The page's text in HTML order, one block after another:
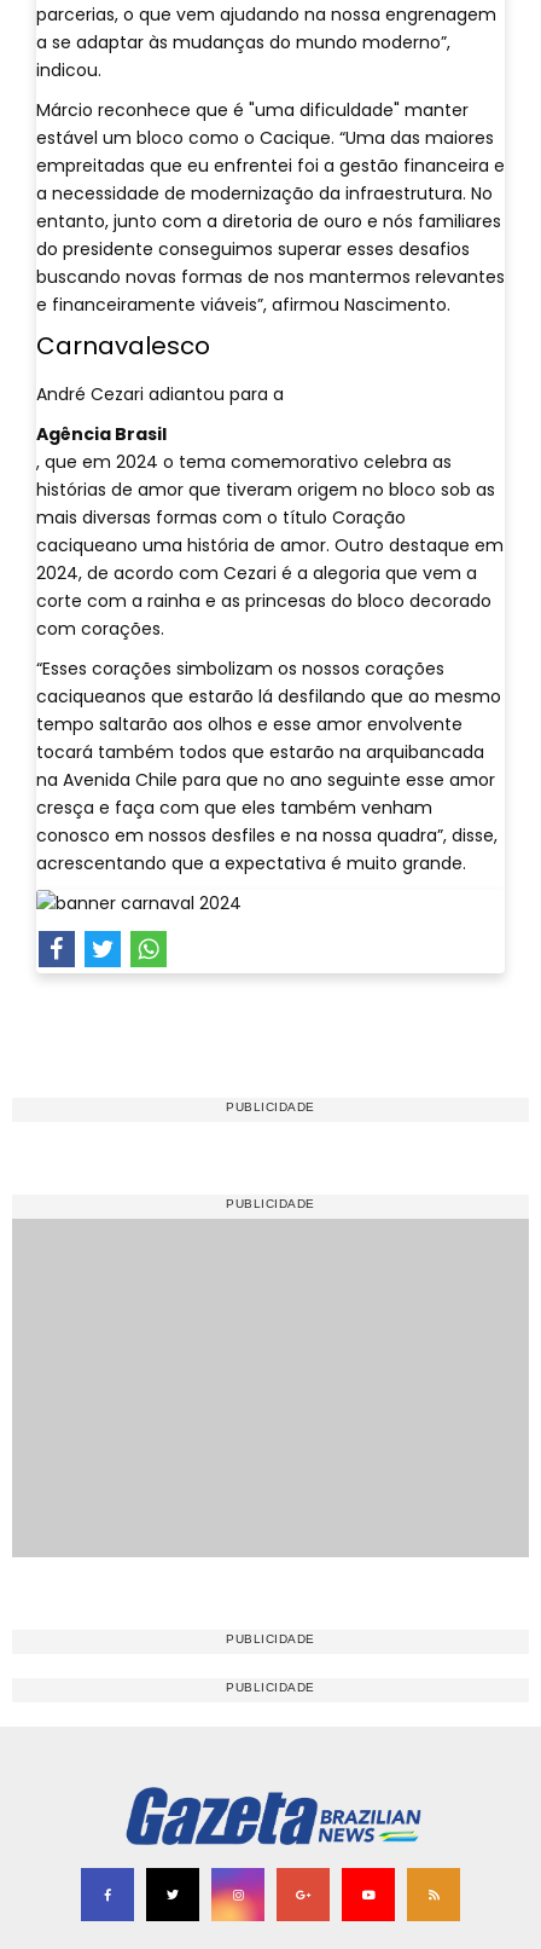
parcerias, o que vem ajudando na nossa engrenagem
a se adaptar às mudanças do mundo moderno”,
indicou.
Márcio reconhece que é "uma dificuldade" manter
estável um bloco como o Cacique. “Uma das maiores
empreitadas que eu enfrentei foi a gestão financeira e
a necessidade de modernização da infraestrutura. No
entanto, junto com a diretoria de ouro e nós familiares
do presidente conseguimos superar esses desafios
buscando novas formas de nos mantermos relevantes
e financeiramente viáveis”, afirmou Nascimento.
Carnavalesco
André Cezari adiantou para a
Agência Brasil
, que em 2024 o tema comemorativo celebra as
histórias de amor que tiveram origem no bloco sob as
mais diversas formas com o título Coração
caciqueano uma história de amor. Outro destaque em
2024, de acordo com Cezari é a alegoria que vem a
corte com a rainha e as princesas do bloco decorado
com corações.
“Esses corações simbolizam os nossos corações
caciqueanos que estarão lá desfilando que ao mesmo
tempo saltarão aos olhos e esse amor envolvente
tocará também todos que estarão na arquibancada
na Avenida Chile para que no ano seguinte esse amor
cresça e faça com que eles também venham
conosco em nossos desfiles e na nossa quadra”, disse,
acrescentando que a expectativa é muito grande.